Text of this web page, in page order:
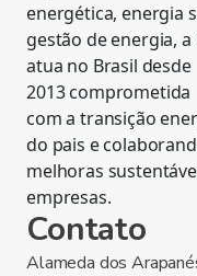
energética, energia
gestão de energia, a
atua no Brasil desde
2013 comprometida
com a transição
do pais e
melhoras
empresas.
Contato
Alameda dos